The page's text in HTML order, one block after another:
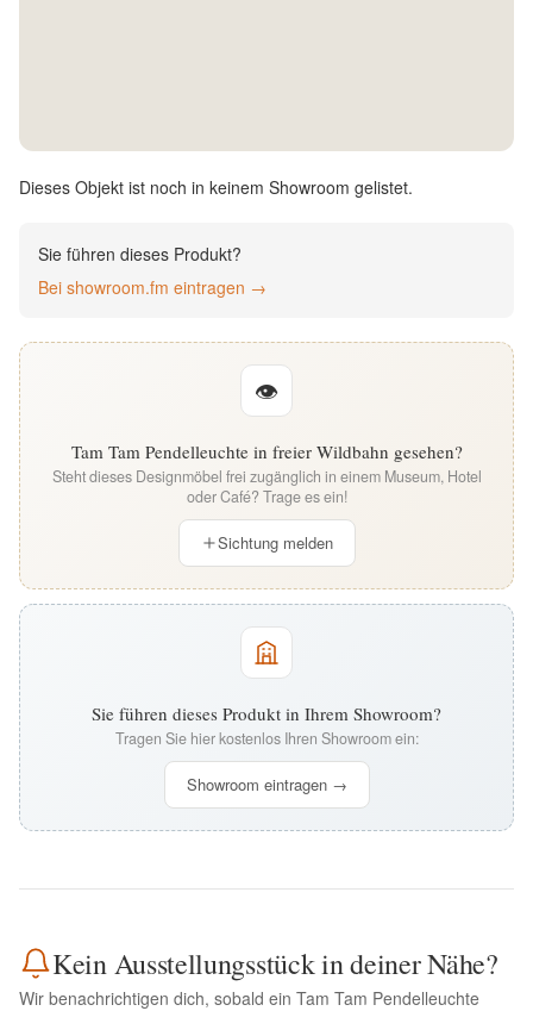
English
Deutsch
Dieses Objekt ist noch in keinem Showroom gelistet.
Sie führen dieses Produkt?
Bei showroom.fm eintragen →
👁
Tam Tam Pendelleuchte in freier Wildbahn gesehen?
Steht dieses Designmöbel frei zugänglich in einem Museum, Hotel
oder Café? Trage es ein!
Sichtung melden
Sie führen dieses Produkt in Ihrem Showroom?
Tragen Sie hier kostenlos Ihren Showroom ein:
Showroom eintragen →
Kein Ausstellungsstück in deiner Nähe?
Wir benachrichtigen dich, sobald ein Tam Tam Pendelleuchte